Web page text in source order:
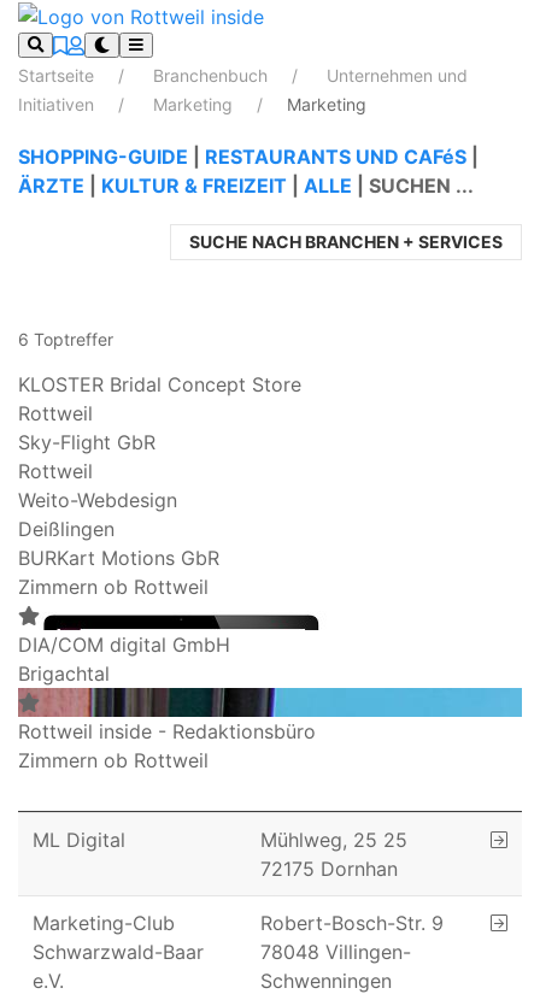
Startseite Branchenbuch
Unternehmen und
Initiativen
Marketing Marketing
SHOPPING-GUIDE RESTAURANTS UND CAFéS
ÄRZTE
KULTUR & FREIZEIT ALLE SUCHEN ...
SUCHE NACH BRANCHEN + SERVICES
6 Toptreffer
KLOSTER Bridal Concept Store
Rottweil
Sky-Flight GbR
Rottweil
Weito-Webdesign
Deißlingen
BURKart Motions GbR
Zimmern ob Rottweil
DIA/COM digital GmbH
Brigachtal
Rottweil inside - Redaktionsbüro
Zimmern ob Rottweil
ML Digital
Mühlweg, 25 25
72175 Dornhan
Marketing-Club
Schwarzwald-Baar
e.V.
Robert-Bosch-Str. 9
78048 Villingen-
Schwenningen